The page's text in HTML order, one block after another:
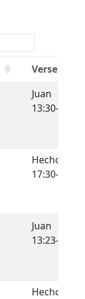
Verse
Juan
13:30-35
Hechos
17:30-31
Juan
13:23-30
Hechos